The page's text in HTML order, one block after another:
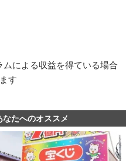
による収益を得ている場合
す
たへのオススメ